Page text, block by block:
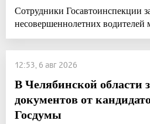
Сотрудники Госавтоинспекции
несовершеннолетних водителей
12:53, 6 авг 2026
В Челябинской области
документов от
Госдумы